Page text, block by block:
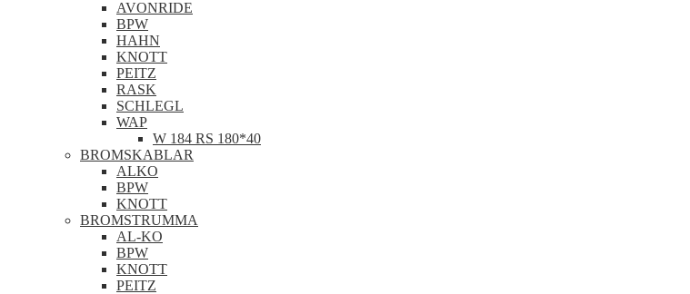
AVONRIDE
BPW
HAHN
KNOTT
PEITZ
RASK
SCHLEGL
WAP
W 184 RS 180*40
BROMSKABLAR
ALKO
BPW
KNOTT
BROMSTRUMMA
AL-KO
BPW
KNOTT
PEITZ